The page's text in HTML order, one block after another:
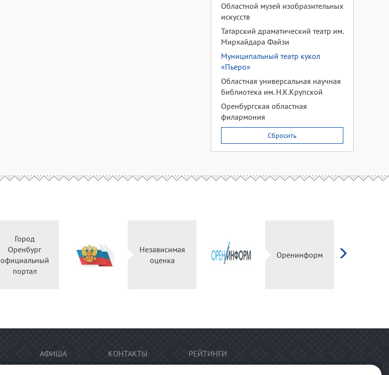
Областной музей изобразительных
искусств
Татарский драматический театр им.
Мирхайдара Файзи
Муниципальный театр кукол
«Пьеро»
Областная универсальная научная
библиотека им. Н.К.Крупской
Оренбургская областная
филармония
Сбросить
Город
Оренбург
официальный
портал
Независимая
оценка
Оренинформ
АФИША КОНТАКТЫ РЕЙТИНГИ